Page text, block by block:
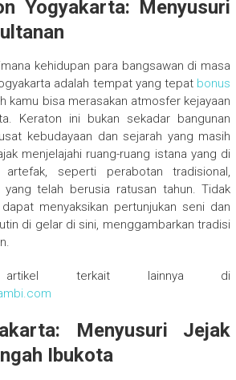
Yogyakarta: Menyusuri
kehidupan para bangsawan di masa
adalah tempat yang tepat bonus
kamu bisa merasakan atmosfer kejayaan
Keraton ini bukan sekadar bangunan
kebudayaan dan sejarah yang masih
menjelajahi ruang-ruang istana yang di
seperti perabotan tradisional,
yang telah berusia ratusan tahun. Tidak
menyaksikan pertunjukan seni dan
di gelar di sini, menggambarkan tradisi
terkait lainnya di
Menyusuri Jejak
Ibukota